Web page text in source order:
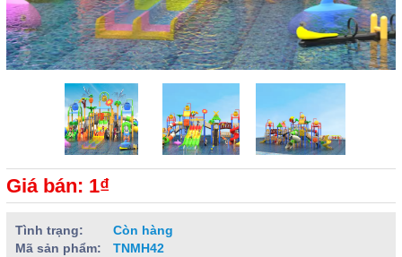
Giá bán: 1₫
Tình trạng:
Còn hàng
Mã sản phẩm:
TNMH42